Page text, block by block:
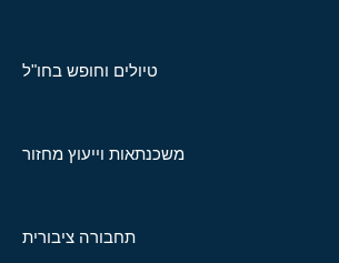
טיולים וחופש בחו"ל
משכנתאות וייעוץ מחזור
תחבורה ציבורית